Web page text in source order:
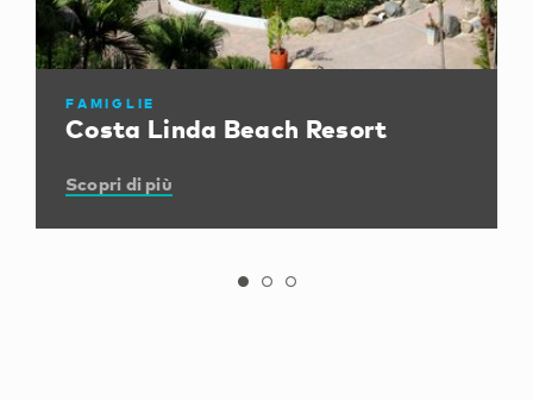
FAMIGLIE
Costa Linda Beach Resort
Scopri di più